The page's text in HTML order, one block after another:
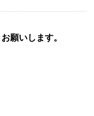
願いします。